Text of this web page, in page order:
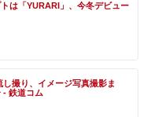
は「YURARI」、今冬デビュー
撮り、イメージ写真撮影ま
- 鉄道コム